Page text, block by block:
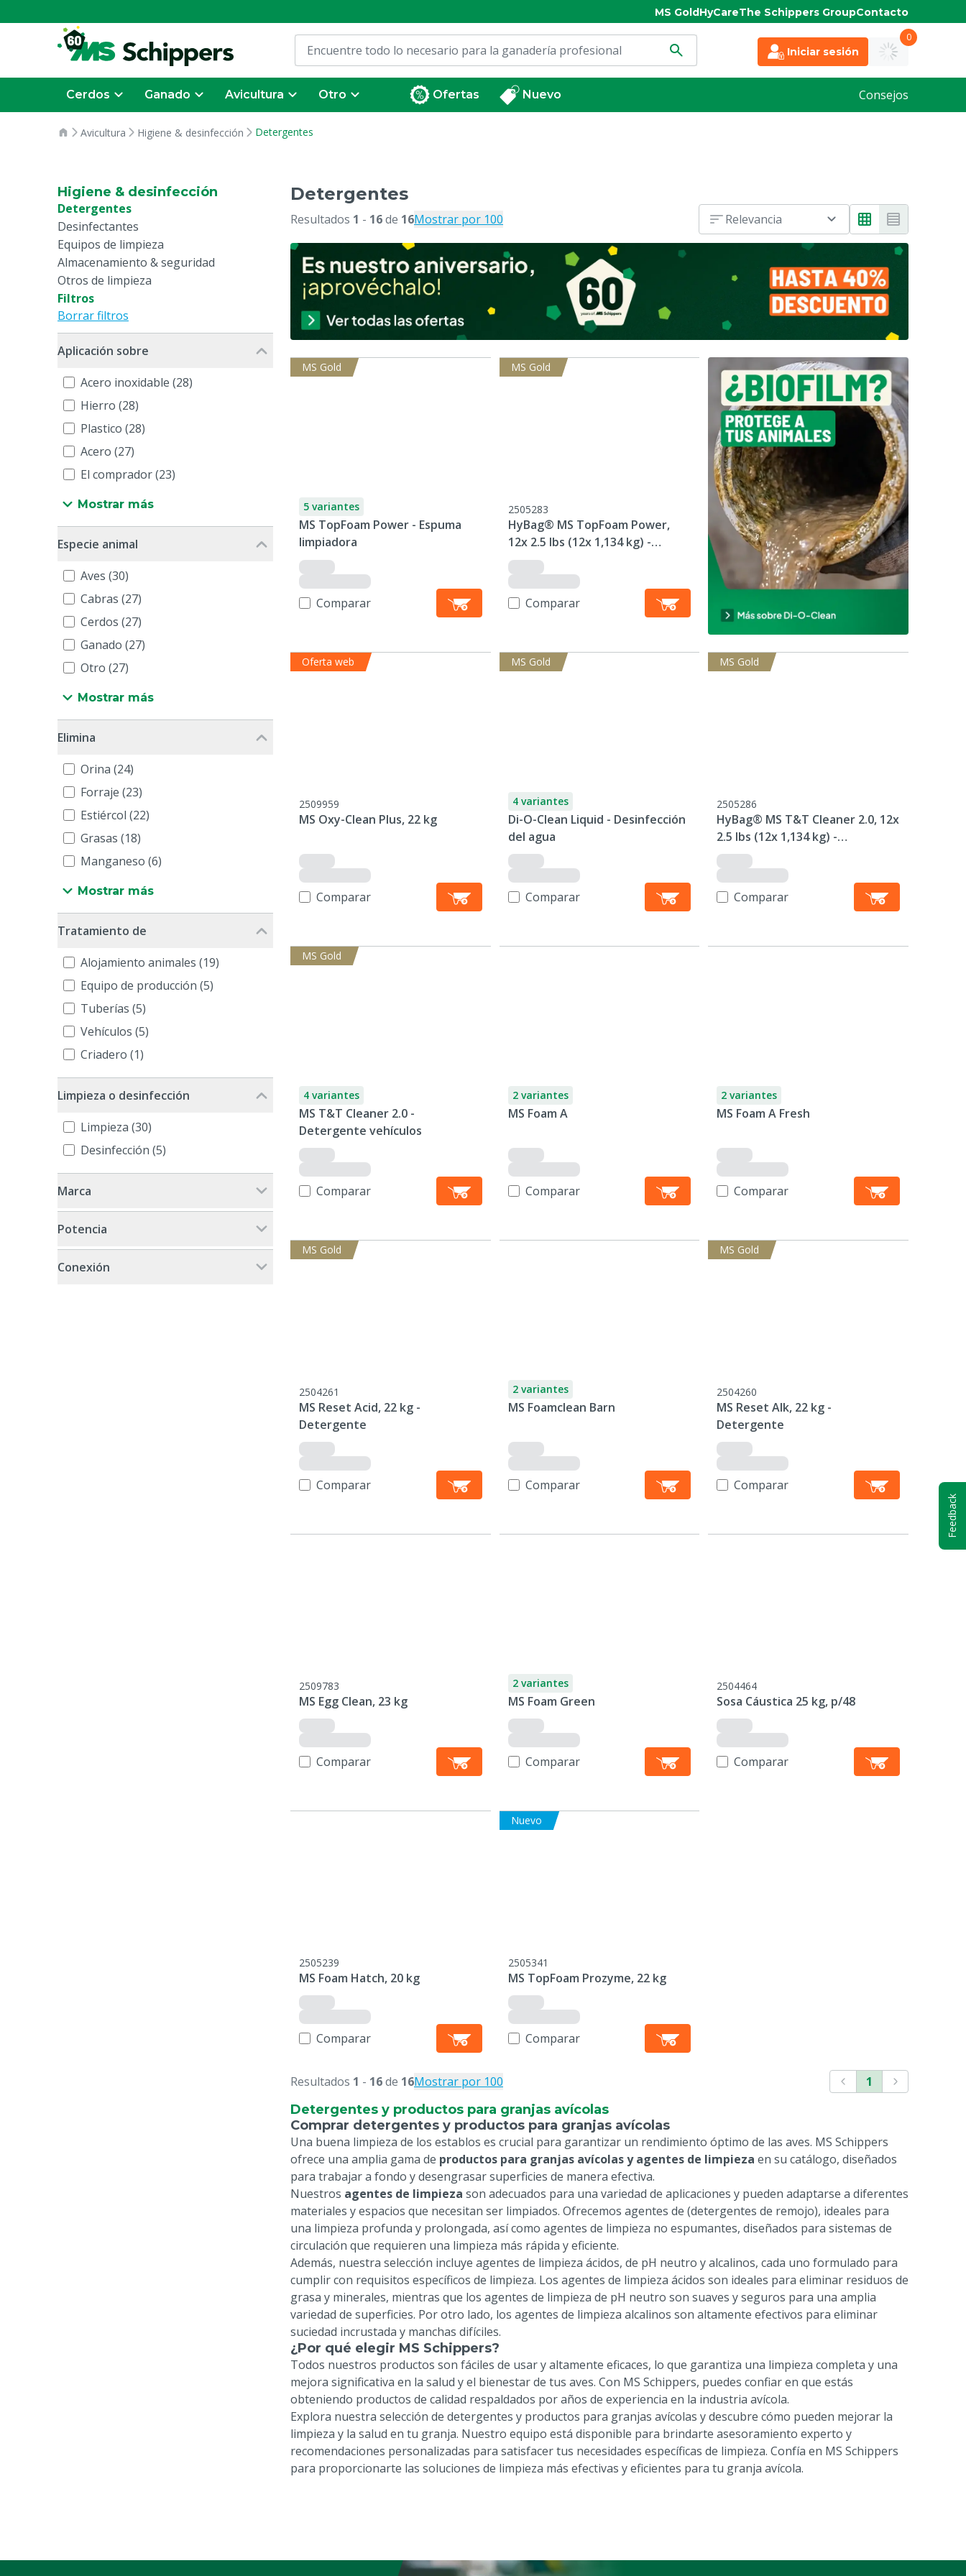
MS GoldHyCareThe Schippers GroupContacto
Iniciar sesión
0
Cerdos Ganado Avicultura Otro Ofertas Nuevo Consejos
Avicultura Higiene & desinfección Detergentes
Higiene & desinfección
Detergentes
Desinfectantes
Equipos de limpieza
Almacenamiento & seguridad
Otros de limpieza
Filtros
Borrar filtros
Aplicación sobre
Acero inoxidable (28)
Hierro (28)
Plastico (28)
Acero (27)
El comprador (23)
Mostrar más
Especie animal
Aves (30)
Cabras (27)
Cerdos (27)
Ganado (27)
Otro (27)
Mostrar más
Elimina
Orina (24)
Forraje (23)
Estiércol (22)
Grasas (18)
Manganeso (6)
Mostrar más
Tratamiento de
Alojamiento animales (19)
Equipo de producción (5)
Tuberías (5)
Vehículos (5)
Criadero (1)
Limpieza o desinfección
Limpieza (30)
Desinfección (5)
Marca
Potencia
Conexión
Detergentes
Resultados 1 - 16de 16Mostrar por 100 Relevancia
MS Gold
5 variantes
MS TopFoam Power - Espuma
limpiadora
Comparar
MS Gold
2505283
HyBag® MS TopFoam Power,
12x 2.5 lbs (12x 1,134 kg) -
Espuma limpiadora
Comparar
Oferta web
2509959
MS Oxy-Clean Plus, 22 kg
Comparar
MS Gold
4 variantes
Di-O-Clean Liquid - Desinfección
del agua
Comparar
MS Gold
2505286
HyBag® MS T&T Cleaner 2.0, 12x
2.5 lbs (12x 1,134 kg) -
Detergente vehículos
Comparar
MS Gold
4 variantes
MS T&T Cleaner 2.0 -
Detergente vehículos
Comparar
2 variantes
MS Foam A
Comparar
2 variantes
MS Foam A Fresh
Comparar
MS Gold
2504261
MS Reset Acid, 22 kg -
Detergente
Comparar
2 variantes
MS Foamclean Barn
Comparar
MS Gold
2504260
MS Reset Alk, 22 kg -
Detergente
Comparar
2509783
MS Egg Clean, 23 kg
Comparar
2 variantes
MS Foam Green
Comparar
2504464
Sosa Cáustica 25 kg, p/48
Comparar
2505239
MS Foam Hatch, 20 kg
Comparar
Nuevo
2505341
MS TopFoam Prozyme, 22 kg
Comparar
Resultados 1 - 16de 16Mostrar por 100
1
Detergentes y productos para granjas avícolas
Comprar detergentes y productos para granjas avícolas
Una buena limpieza de los establos es crucial para garantizar un rendimiento óptimo de las aves. MS Schippers
ofrece una amplia gama de productos para granjas avícolas y agentes de limpieza en su catálogo, diseñados
para trabajar a fondo y desengrasar superficies de manera efectiva.
Nuestros agentes de limpieza son adecuados para una variedad de aplicaciones y pueden adaptarse a diferentes
materiales y espacios que necesitan ser limpiados. Ofrecemos agentes de (detergentes de remojo), ideales para
una limpieza profunda y prolongada, así como agentes de limpieza no espumantes, diseñados para sistemas de
circulación que requieren una limpieza más rápida y eficiente.
Además, nuestra selección incluye agentes de limpieza ácidos, de pH neutro y alcalinos, cada uno formulado para
cumplir con requisitos específicos de limpieza. Los agentes de limpieza ácidos son ideales para eliminar residuos de
grasa y minerales, mientras que los agentes de limpieza de pH neutro son suaves y seguros para una amplia
variedad de superficies. Por otro lado, los agentes de limpieza alcalinos son altamente efectivos para eliminar
suciedad incrustada y manchas difíciles.
¿Por qué elegir MS Schippers?
Todos nuestros productos son fáciles de usar y altamente eficaces, lo que garantiza una limpieza completa y una
mejora significativa en la salud y el bienestar de tus aves. Con MS Schippers, puedes confiar en que estás
obteniendo productos de calidad respaldados por años de experiencia en la industria avícola.
Explora nuestra selección de detergentes y productos para granjas avícolas y descubre cómo pueden mejorar la
limpieza y la salud en tu granja. Nuestro equipo está disponible para brindarte asesoramiento experto y
recomendaciones personalizadas para satisfacer tus necesidades específicas de limpieza. Confía en MS Schippers
para proporcionarte las soluciones de limpieza más efectivas y eficientes para tu granja avícola.
Feedback